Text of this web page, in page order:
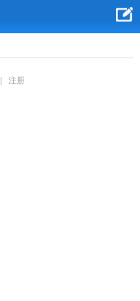
注册